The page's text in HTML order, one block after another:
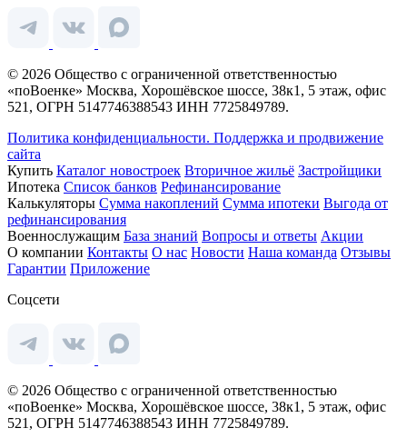
© 2026 Общество с ограниченной ответственностью
«поВоенке» Москва, Хорошёвское шоссе, 38к1, 5 этаж, офис
521, ОГРН 5147746388543 ИНН 7725849789.
Политика конфиденциальности. Поддержка и продвижение
сайта
Купить Каталог новостроек Вторичное жильё Застройщики
Ипотека Список банков Рефинансирование
Калькуляторы Сумма накоплений Сумма ипотеки Выгода от
рефинансирования
Военнослужащим База знаний Вопросы и ответы Акции
О компании Контакты О нас Новости Наша команда Отзывы
Гарантии Приложение
Соцсети
© 2026 Общество с ограниченной ответственностью
«поВоенке» Москва, Хорошёвское шоссе, 38к1, 5 этаж, офис
521, ОГРН 5147746388543 ИНН 7725849789.